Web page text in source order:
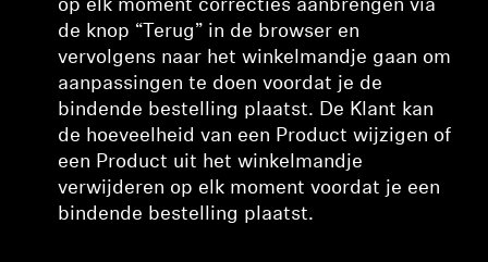
op elk moment correcties aanbrengen via
de knop “Terug” in de browser en
vervolgens naar het winkelmandje gaan om
aanpassingen te doen voordat je de
bindende bestelling plaatst. De Klant kan
de hoeveelheid van een Product wijzigen of
een Product uit het winkelmandje
verwijderen op elk moment voordat je een
bindende bestelling plaatst.